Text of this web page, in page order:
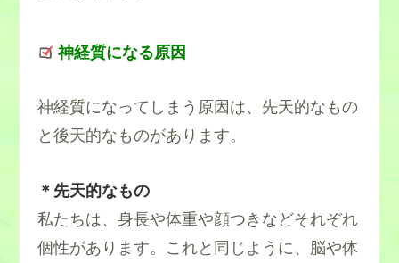
神経質になる原因
神経質になってしまう原因は、先天的なもの
と後天的なものがあります。
＊先天的なもの
私たちは、身長や体重や顔つきなどそれぞれ
個性があります。これと同じように、脳や体